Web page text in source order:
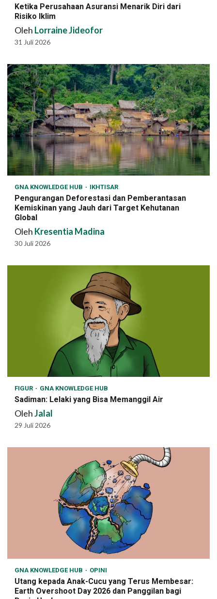
Ketika Perusahaan Asuransi Menarik Diri dari
Risiko Iklim
Oleh Lorraine Jideofor
31 Juli 2026
GNA KNOWLEDGE HUB IKHTISAR
Pengurangan Deforestasi dan Pemberantasan
Kemiskinan yang Jauh dari Target Kehutanan
Global
Oleh Kresentia Madina
30 Juli 2026
FIGUR GNA KNOWLEDGE HUB
Sadiman: Lelaki yang Bisa Memanggil Air
OlehJalal
29 Juli 2026
GNA KNOWLEDGE HUB OPINI
Utang kepada Anak-Cucu yang Terus Membesar:
Earth Overshoot Day 2026 dan Panggilan bagi